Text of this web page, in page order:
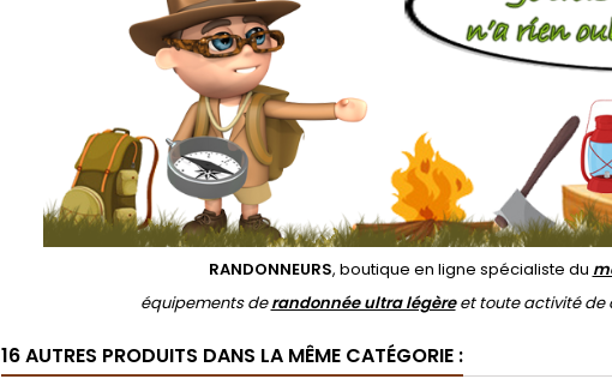
RANDONNEURS, boutique en ligne spécialiste du
équipements derandonnée ultra légèreet toute activité de
16 AUTRES PRODUITS DANS LA MÊME CATÉGORIE :